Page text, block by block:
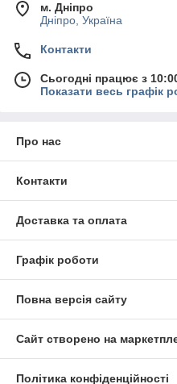
м. Дніпро
Дніпро, Україна
Контакти
Сьогодні працює з
Показати весь графік
Про нас
Контакти
Доставка та оплата
Графік роботи
Повна версія сайту
Сайт створено на
Політика конфіденційності